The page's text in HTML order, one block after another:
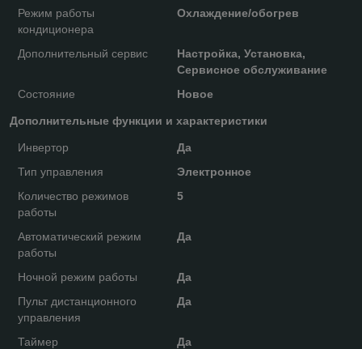
Режим работы
кондиционера
Охлаждение/обогрев
Дополнительный сервис
Настройка, Установка,
Сервисное обслуживание
Состояние
Новое
Дополнительные функции и характеристики
Инвертор
Да
Тип управления
Электронное
Количество режимов
работы
5
Автоматический режим
работы
Да
Ночной режим работы
Да
Пульт дистанционного
управления
Да
Таймер Да